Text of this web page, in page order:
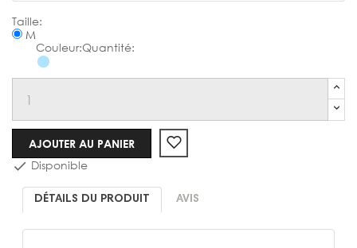
Chemise
M
AJOUTER AU PANIER
 Disponible
DÉTAILS DU PRODUIT AVIS